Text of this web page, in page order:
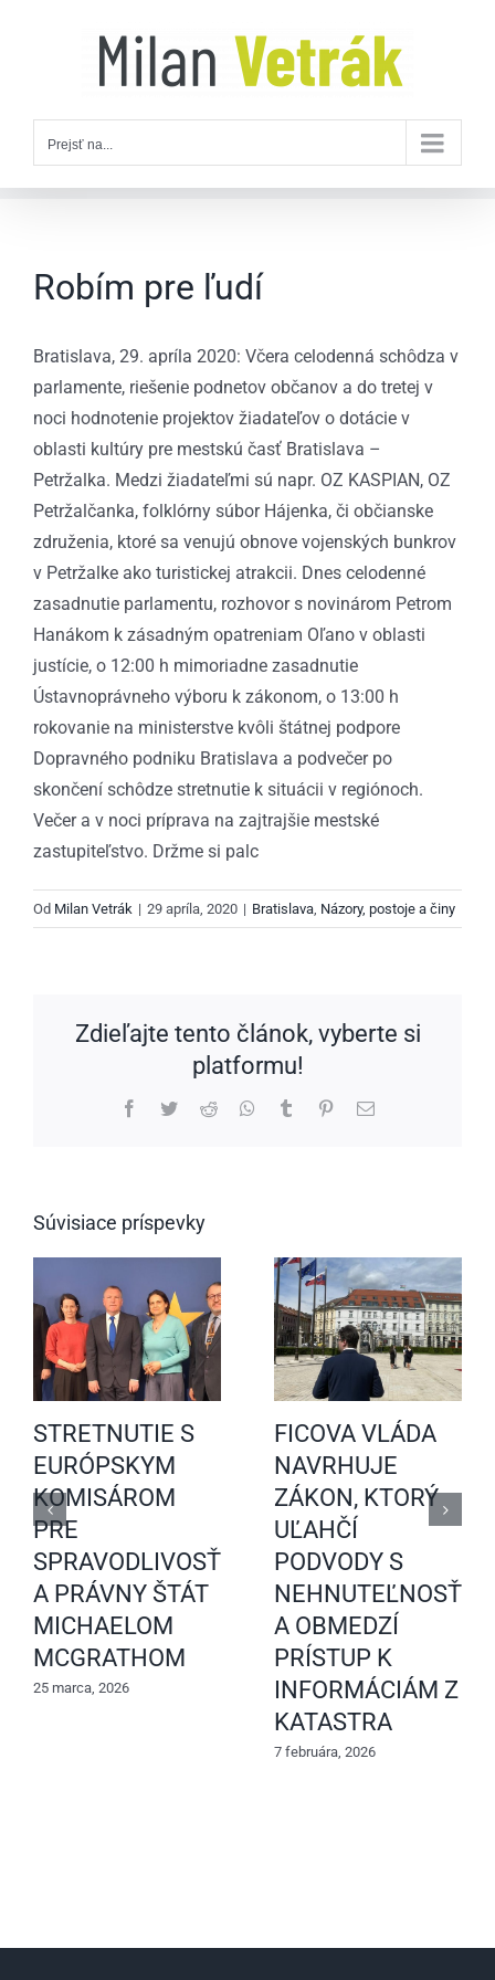
Prejsť na...
Robím pre ľudí
Bratislava, 29. apríla 2020: Včera celodenná schôdza v
parlamente, riešenie podnetov občanov a do tretej v
noci hodnotenie projektov žiadateľov o dotácie v
oblasti kultúry pre mestskú časť Bratislava –
Petržalka. Medzi žiadateľmi sú napr. OZ KASPIAN, OZ
Petržalčanka, folklórny súbor Hájenka, či občianske
združenia, ktoré sa venujú obnove vojenských bunkrov
v Petržalke ako turistickej atrakcii. Dnes celodenné
zasadnutie parlamentu, rozhovor s novinárom Petrom
Hanákom k zásadným opatreniam Oľano v oblasti
justície, o 12:00 h mimoriadne zasadnutie
Ústavnoprávneho výboru k zákonom, o 13:00 h
rokovanie na ministerstve kvôli štátnej podpore
Dopravného podniku Bratislava a podvečer po
skončení schôdze stretnutie k situácii v regiónoch.
Večer a v noci príprava na zajtrajšie mestské
zastupiteľstvo. Držme si palc
Od Milan Vetrák | 29 apríla, 2020 | Bratislava, Názory, postoje a činy
Zdieľajte tento článok, vyberte si
platformu!
Facebook
TwitterReddit WhatsApp
Tumblr PinterestEmail
Súvisiace príspevky
STRETNUTIE S
EURÓPSKYM
KOMISÁROM
PRE
SPRAVODLIVOSŤ
A PRÁVNY ŠTÁT
MICHAELOM
MCGRATHOM
25 marca, 2026
FICOVA VLÁDA
NAVRHUJE
ZÁKON, KTORÝ
UĽAHČÍ
PODVODY S
A OBMEDZÍ
PRÍSTUP K
INFORMÁCIÁM Z
KATASTRA
7 februára, 2026